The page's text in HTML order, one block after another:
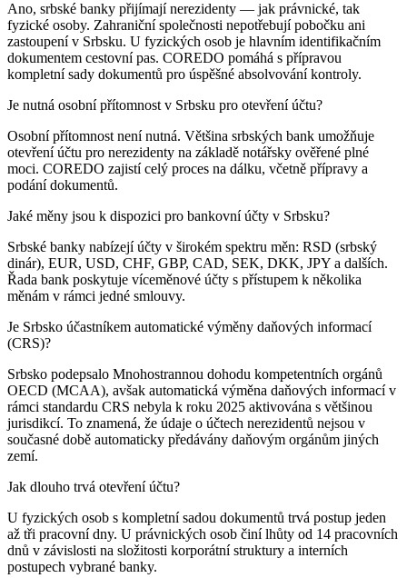
Ano, srbské banky přijímají nerezidenty — jak právnické, tak
fyzické osoby. Zahraniční společnosti nepotřebují pobočku ani
zastoupení v Srbsku. U fyzických osob je hlavním identifikačním
dokumentem cestovní pas. COREDO pomáhá s přípravou
kompletní sady dokumentů pro úspěšné absolvování kontroly.
Je nutná osobní přítomnost v Srbsku pro otevření účtu?
Osobní přítomnost není nutná. Většina srbských bank umožňuje
otevření účtu pro nerezidenty na základě notářsky ověřené plné
moci. COREDO zajistí celý proces na dálku, včetně přípravy a
podání dokumentů.
Jaké měny jsou k dispozici pro bankovní účty v Srbsku?
Srbské banky nabízejí účty v širokém spektru měn: RSD (srbský
dinár), EUR, USD, CHF, GBP, CAD, SEK, DKK, JPY a dalších.
Řada bank poskytuje víceměnové účty s přístupem k několika
měnám v rámci jedné smlouvy.
Je Srbsko účastníkem automatické výměny daňových informací
(CRS)?
Srbsko podepsalo Mnohostrannou dohodu kompetentních orgánů
OECD (MCAA), avšak automatická výměna daňových informací v
rámci standardu CRS nebyla k roku 2025 aktivována s většinou
jurisdikcí. To znamená, že údaje o účtech nerezidentů nejsou v
současné době automaticky předávány daňovým orgánům jiných
zemí.
Jak dlouho trvá otevření účtu?
U fyzických osob s kompletní sadou dokumentů trvá postup jeden
až tři pracovní dny. U právnických osob činí lhůty od 14 pracovních
dnů v závislosti na složitosti korporátní struktury a interních
postupech vybrané banky.